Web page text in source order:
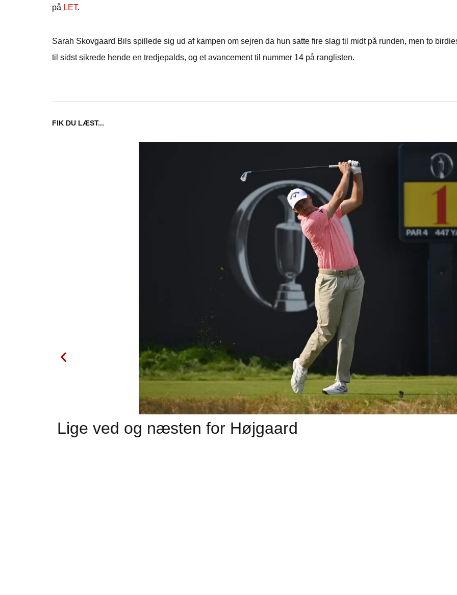
på LET.
Sarah Skovgaard Bils spillede sig ud af kampen om sejren da hun satte fire slag til midt på runden, men to
til sidst sikrede hende en tredjepalds, og et avancement til nummer 14 på ranglisten.
FIK DU LÆST...
Lige ved og næsten for Højgaard